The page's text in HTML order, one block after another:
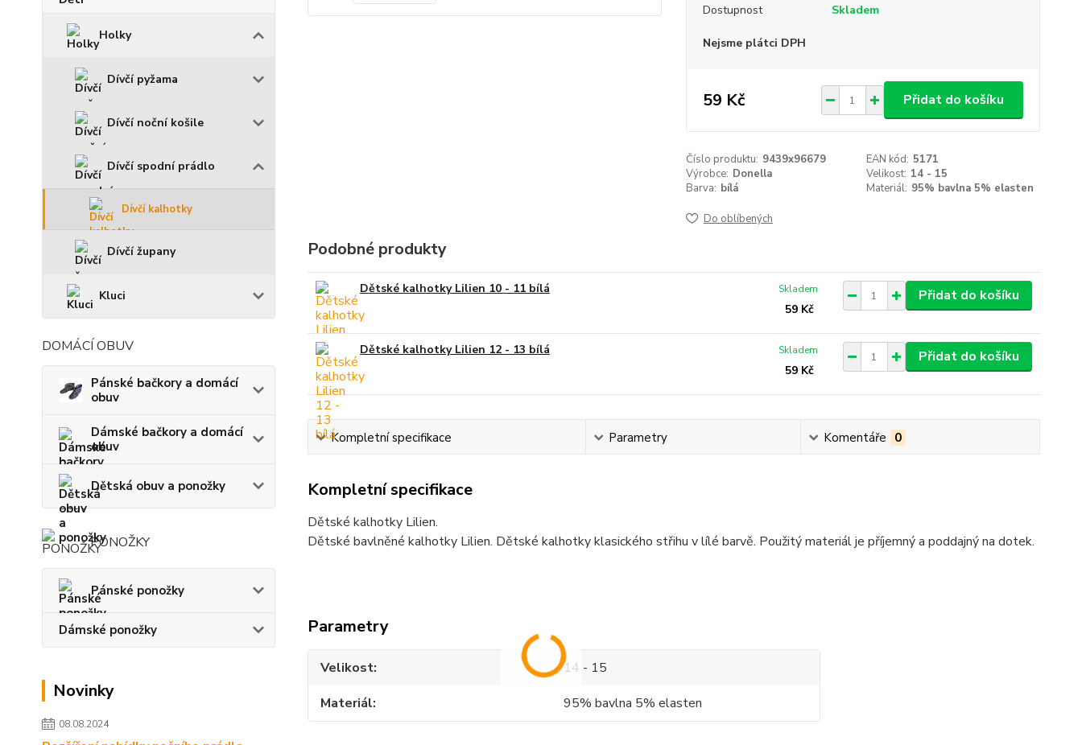
Holky
Dívčí pyžama
Dívčí noční košile
Dívčí spodní prádlo
Dívčí kalhotky
Dívčí župany
Kluci
DOMÁCÍ OBUV
Pánské bačkory a domácí
obuv
Dámské bačkory a domácí
obuv
Dětská obuv a ponožky
PONOŽKY
Pánské ponožky
Dámské ponožky
Novinky
08.08.2024
Dostupnost Skladem
Nejsme plátci DPH
59 Kč Přidat do košíku
Číslo produktu: 9439x96679 EAN kód: 5171
Výrobce: Donella Velikost: 14 - 15
Barva: bílá Materiál: 95% bavlna 5% elasten
Do oblíbených
Podobné produkty
Dětské kalhotky Lilien 10 - 11 bílá
59 Kč
Skladem Přidat do košíku
Dětské kalhotky Lilien 12 - 13 bílá
59 Kč
Skladem Přidat do košíku
Kompletní specifikace Parametry Komentáře 0
Kompletní specifikace
Dětské kalhotky Lilien.
Dětské bavlněné kalhotky Lilien. Dětské kalhotky klasického střihu v lílé barvě. Použitý materiál je příjemný a poddajný na dotek.
Parametry
Velikost
14 - 15
Materiál
95% bavlna 5% elasten